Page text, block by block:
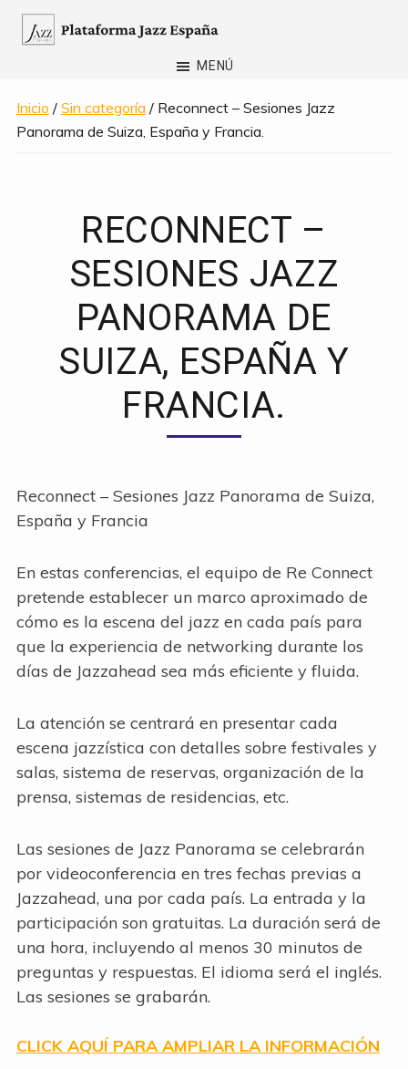
Saltar
España
MENÚ
Inicio / Sin categoría / Reconnect – Sesiones Jazz
Panorama de Suiza, España y Francia.
RECONNECT –
SESIONES JAZZ
PANORAMA DE
SUIZA, ESPAÑA Y
FRANCIA.
Reconnect – Sesiones Jazz Panorama de Suiza,
España y Francia
En estas conferencias, el equipo de Re Connect
pretende establecer un marco aproximado de
cómo es la escena del jazz en cada país para
que la experiencia de networking durante los
días de Jazzahead sea más eficiente y fluida.
La atención se centrará en presentar cada
escena jazzística con detalles sobre festivales y
salas, sistema de reservas, organización de la
prensa, sistemas de residencias, etc.
Las sesiones de Jazz Panorama se celebrarán
por videoconferencia en tres fechas previas a
Jazzahead, una por cada país. La entrada y la
participación son gratuitas. La duración será de
una hora, incluyendo al menos 30 minutos de
preguntas y respuestas. El idioma será el inglés.
Las sesiones se grabarán.
CLICK AQUÍ PARA AMPLIAR LA INFORMACIÓN